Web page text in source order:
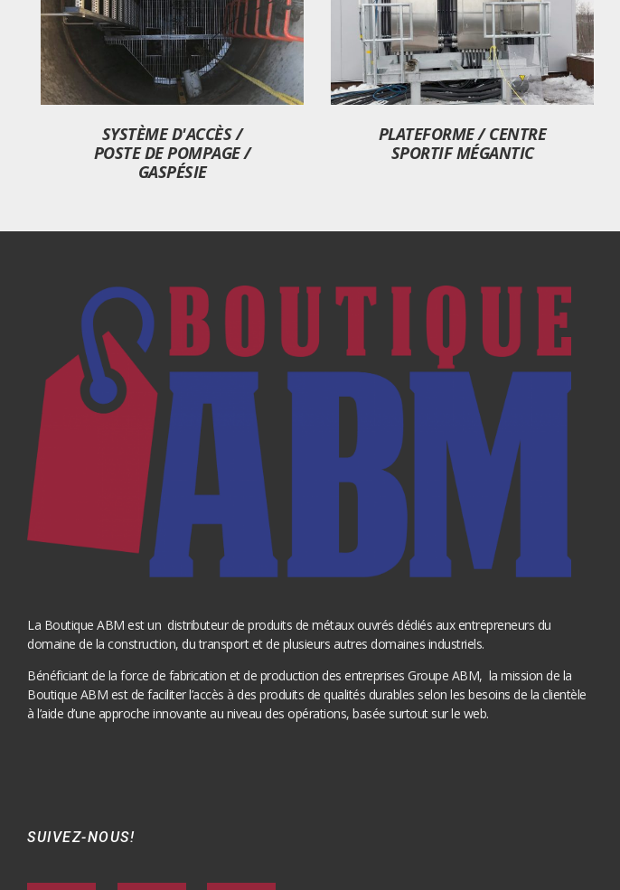
SYSTÈME D'ACCÈS /
POSTE DE POMPAGE /
GASPÉSIE
PLATEFORME / CENTRE
SPORTIF MÉGANTIC
La Boutique ABM est un distributeur de produits de métaux ouvrés dédiés aux entrepreneurs du
domaine de la construction, du transport et de plusieurs autres domaines industriels.
Bénéficiant de la force de fabrication et de production des entreprises Groupe ABM, la mission de la
Boutique ABM est de faciliter l’accès à des produits de qualités durables selon les besoins de la clientèle
à l’aide d’une approche innovante au niveau des opérations, basée surtout sur le web.
SUIVEZ-NOUS!